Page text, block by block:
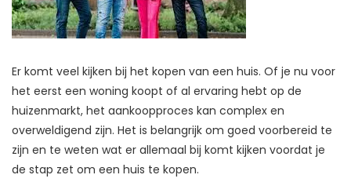
Er komt veel kijken bij het kopen van een huis. Of je nu voor
het eerst een woning koopt of al ervaring hebt op de
huizenmarkt, het aankoopproces kan complex en
overweldigend zijn. Het is belangrijk om goed voorbereid te
zijn en te weten wat er allemaal bij komt kijken voordat je
de stap zet om een huis te kopen.